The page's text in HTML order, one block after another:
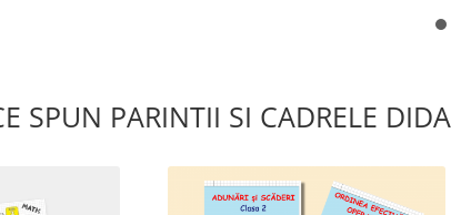
SPUN PARINTII SI CADRELE